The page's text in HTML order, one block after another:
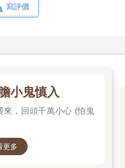
寫評價
小鬼慎入
來，回頭千萬小心 (怕鬼
更多